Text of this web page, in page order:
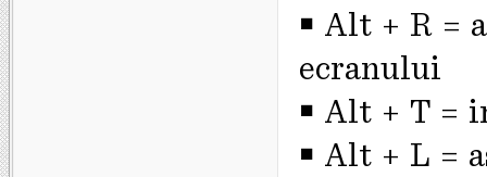
￭ Alt + R =
ecranului
￭ Alt + T =
￭ Alt + L =